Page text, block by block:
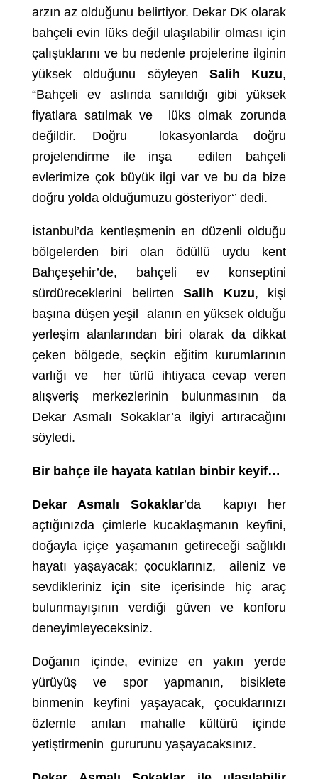
arzın az olduğunu belirtiyor. Dekar DK olarak
bahçeli evin lüks değil ulaşılabilir olması için
çalıştıklarını ve bu nedenle projelerine ilginin
yüksek olduğunu söyleyen Salih Kuzu,
“Bahçeli ev aslında sanıldığı gibi yüksek
fiyatlara satılmak ve lüks olmak zorunda
değildir. Doğru lokasyonlarda doğru
projelendirme ile inşa edilen bahçeli
evlerimize çok büyük ilgi var ve bu da bize
doğru yolda olduğumuzu gösteriyor‘’ dedi.
İstanbul’da kentleşmenin en düzenli olduğu
bölgelerden biri olan ödüllü uydu kent
Bahçeşehir’de, bahçeli ev konseptini
sürdüreceklerini belirten Salih Kuzu, kişi
başına düşen yeşil alanın en yüksek olduğu
yerleşim alanlarından biri olarak da dikkat
çeken bölgede, seçkin eğitim kurumlarının
varlığı ve her türlü ihtiyaca cevap veren
alışveriş merkezlerinin bulunmasının da
Dekar Asmalı Sokaklar’a ilgiyi artıracağını
söyledi.
Bir bahçe ile hayata katılan binbir keyif…
Dekar Asmalı Sokaklar’da kapıyı her
açtığınızda çimlerle kucaklaşmanın keyfini,
doğayla içiçe yaşamanın getireceği sağlıklı
hayatı yaşayacak; çocuklarınız, aileniz ve
sevdikleriniz için site içerisinde hiç araç
bulunmayışının verdiği güven ve konforu
deneyimleyeceksiniz.
Doğanın içinde, evinize en yakın yerde
yürüyüş ve spor yapmanın, bisiklete
binmenin keyfini yaşayacak, çocuklarınızı
özlemle anılan mahalle kültürü içinde
yetiştirmenin gururunu yaşayacaksınız.